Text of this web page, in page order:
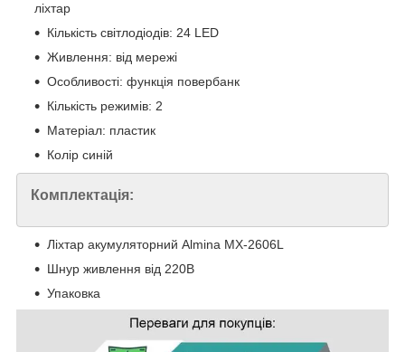
ліхтар
Кількість світлодіодів: 24 LED
Живлення: від мережі
Особливості: функція повербанк
Кількість режимів: 2
Матеріал: пластик
Колір синій
Комплектація:
Ліхтар акумуляторний Almina MX-2606L
Шнур живлення від 220В
Упаковка